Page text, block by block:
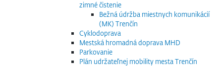
zimné čistenie
Bežná údržba miestnych komunikácií
(MK) Trenčín
Cyklodoprava
Mestská hromadná doprava MHD
Parkovanie
Plán udržateľnej mobility mesta Trenčín